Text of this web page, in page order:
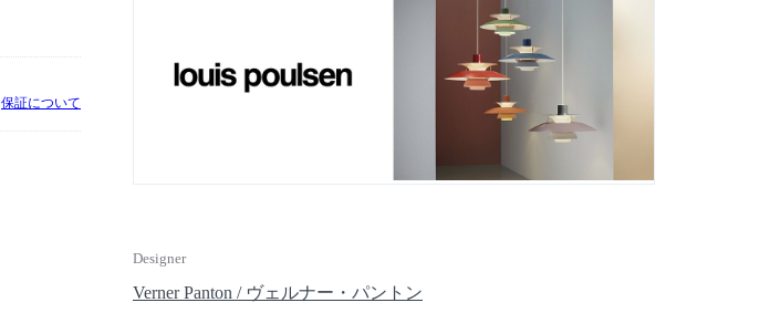
ホーマン、佐藤オオキ、ルイーズ・キャンベルといった才気あふれる建築家やデザイナ
ーとの密接なパートナーシップのもと、住宅、建築、街並みの照明のためのグローバル
なトップ・プレイヤーとしての地位を築いてきました。機能美を備えたルイスポールセ
ンの製品は、どんなスタイルの空間とも調和を保ち、魅力的で優しい光を発します。
Designer
Verner Panton / ヴェルナー・パントン
保証について